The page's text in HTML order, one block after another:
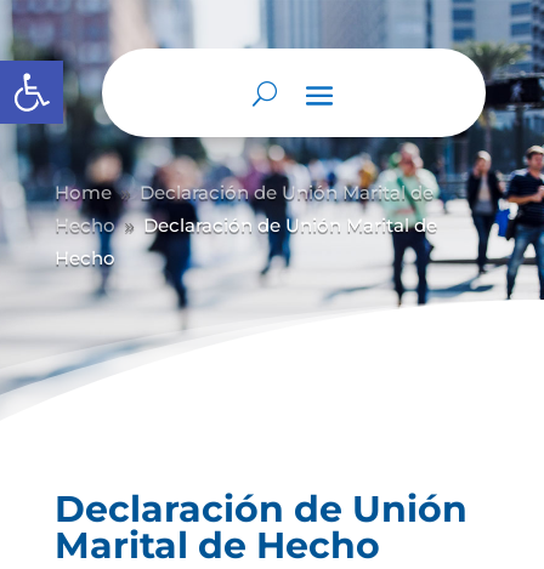
Abrir barra de herramientas
Home 9 Declaración de Unión Marital de
Hecho 9 Declaración de Unión Marital de
Hecho
Declaración de Unión
Marital de Hecho